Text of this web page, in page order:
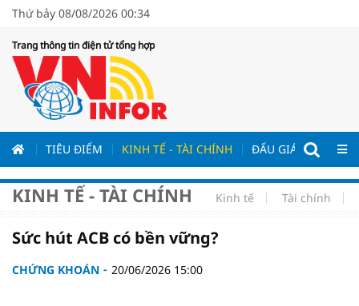
Thứ bảy 08/08/2026 00:34
Trang thông tin điện tử tổng hợp
TIÊU ĐIỂM KINH TẾ - TÀI CHÍNH ĐẤU GIÁ - ĐẤU
KINH TẾ - TÀI CHÍNH Kinh tế Tài chính
Sức hút ACB có bền vững?
CHỨNG KHOÁN 20/06/2026 15:00